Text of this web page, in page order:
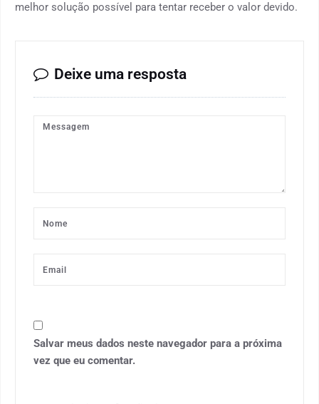
melhor solução possível para tentar receber o valor devido.
Deixe uma resposta
Salvar meus dados neste navegador para a próxima
vez que eu comentar.